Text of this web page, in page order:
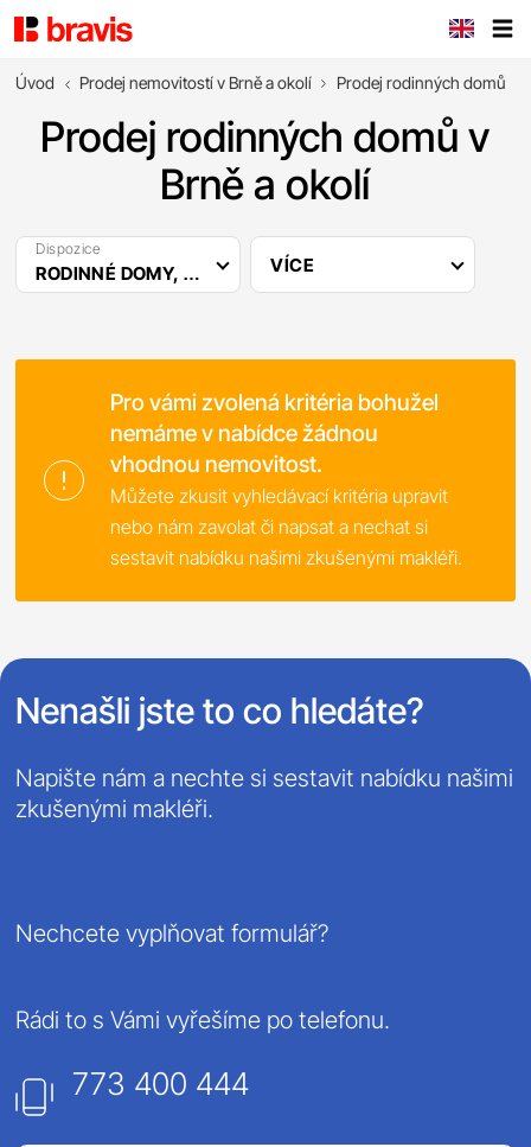
Úvod Prodej nemovitostí v Brně a okolí Prodej rodinných domů
Prodej rodinných domů v
Brně a okolí
Dispozice
RODINNÉ DOMY, … VÍCE
Pro vámi zvolená kritéria bohužel
nemáme v nabídce žádnou
vhodnou nemovitost.
Můžete zkusit vyhledávací kritéria upravit
nebo nám zavolat či napsat a nechat si
sestavit nabídku našimi zkušenými makléři.
Nenašli jste to co hledáte?
Napište nám a nechte si sestavit nabídku našimi
zkušenými makléři.
Nechcete vyplňovat formulář?
Rádi to s Vámi vyřešíme po telefonu.
773 400 444